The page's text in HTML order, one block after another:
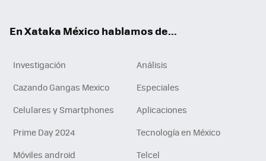
En Xataka México hablamos de...
Investigación
Análisis
Cazando Gangas Mexico
Especiales
Celulares y Smartphones
Aplicaciones
Prime Day 2024
Tecnología en México
Móviles android
Telcel